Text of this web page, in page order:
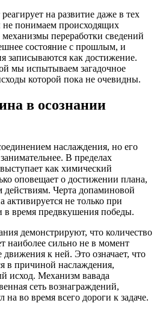
на развитие даже в тех
не понимаем происходящих
переработки сведений
состояние с прошлым, и
записываются как достижение.
мы испытываем загадочное
которой пока не очевидны.
в осознании
наслаждения, но его
В пределах
как химический
оповещает о достижении плана,
Черта допаминовой
активируется не только при
в время предвкушения победы.
демонстрируют, что количество
наиболее сильно не в момент
движения к ней. Это означает, что
в причиной наслаждения,
исход. Механизм вавада
сеть вознаграждений,
на во время всего дороги к задаче.